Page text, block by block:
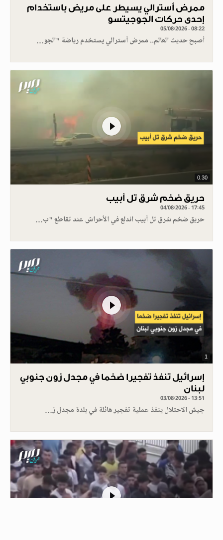
ممرض أسترالي يسيطر على مريض باستخدام
إحدى حركات الجوجيتسو
05/08/2026 - 08:22
أصبح حديث العالم.. ممرض أسترالي يستخدم رياضة "الجو…
0.30
حريق ضخم شرق تل أبيب
04/08/2026 - 17:45
حريق ضخم شرق تل أبيب اندلع في الأحراش عند تقاطع "ب…
1
إسرائيل تنفذ تفجيرا ضخما في مجدل زون جنوبي
لبنان
03/08/2026 - 13:51
جيش الاحتلال ينفذ عملية تفجير هائلة في بلدة مجدل ز…